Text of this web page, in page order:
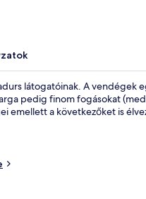
látogatóinak. A vendégek
pedig finom fogásokat
emellett a következőket is